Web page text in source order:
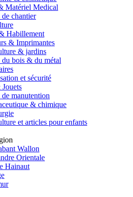
Matériel Medical
de chantier
Habillement
& Imprimantes
& jardins
du bois & du métal
et sécurité
manutention
& chimique
et articles pour enfants
Wallon
Orientale
Hainaut